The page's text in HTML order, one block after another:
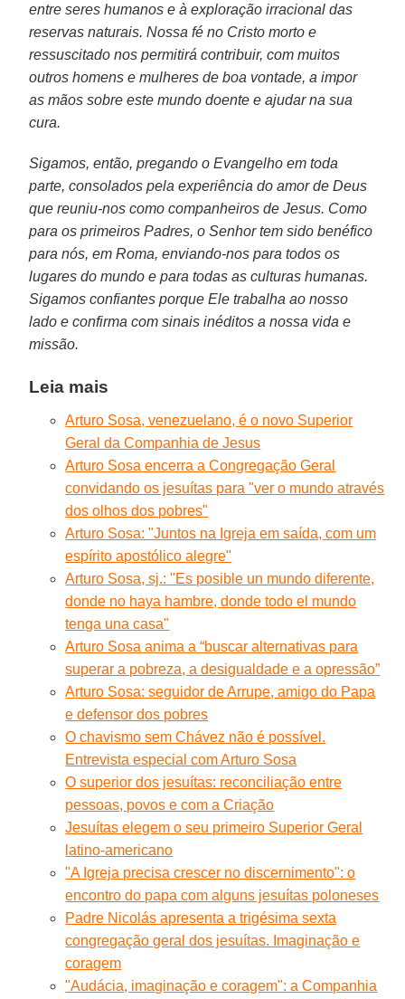
entre seres humanos e à exploração irracional das
reservas naturais. Nossa fé no Cristo morto e
ressuscitado nos permitirá contribuir, com muitos
outros homens e mulheres de boa vontade, a impor
as mãos sobre este mundo doente e ajudar na sua
cura.
Sigamos, então, pregando o Evangelho em toda
parte, consolados pela experiência do amor de Deus
que reuniu-nos como companheiros de Jesus. Como
para os primeiros Padres, o Senhor tem sido benéfico
para nós, em Roma, enviando-nos para todos os
lugares do mundo e para todas as culturas humanas.
Sigamos confiantes porque Ele trabalha ao nosso
lado e confirma com sinais inéditos a nossa vida e
missão.
Leia mais
Arturo Sosa, venezuelano, é o novo Superior
Geral da Companhia de Jesus
Arturo Sosa encerra a Congregação Geral
convidando os jesuítas para "ver o mundo através
dos olhos dos pobres"
Arturo Sosa: "Juntos na Igreja em saída, com um
espírito apostólico alegre"
Arturo Sosa, sj.: "Es posible un mundo diferente,
donde no haya hambre, donde todo el mundo
tenga una casa"
Arturo Sosa anima a “buscar alternativas para
superar a pobreza, a desigualdade e a opressão”
Arturo Sosa: seguidor de Arrupe, amigo do Papa
e defensor dos pobres
O chavismo sem Chávez não é possível.
Entrevista especial com Arturo Sosa
O superior dos jesuítas: reconciliação entre
pessoas, povos e com a Criação
Jesuítas elegem o seu primeiro Superior Geral
latino-americano
"A Igreja precisa crescer no discernimento": o
encontro do papa com alguns jesuítas poloneses
Padre Nicolás apresenta a trigésima sexta
congregação geral dos jesuítas. Imaginação e
coragem
"Audácia, imaginação e coragem": a Companhia